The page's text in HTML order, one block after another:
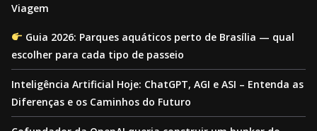
Viagem
Guia 2026: Parques aquáticos perto de Brasília — qual
escolher para cada tipo de passeio
Inteligência Artificial Hoje: ChatGPT, AGI e ASI – Entenda as
Diferenças e os Caminhos do Futuro